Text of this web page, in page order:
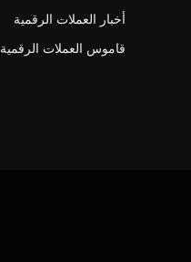
أخبار العملات الرقمية
قاموس العملات الرقمية